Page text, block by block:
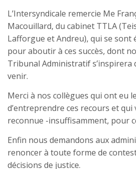
L’Intersyndicale remercie Me
Macouillard, du cabinet TTLA
Lafforgue et Andreu), qui se sont
pour aboutir à ces succès, dont
Tribunal Administratif s’inspirera
venir.
Merci à nos collègues qui ont eu
d’entreprendre ces recours et
reconnue -insuffisamment, pour
Enfin nous demandons aux
renoncer à toute forme de
décisions de justice.